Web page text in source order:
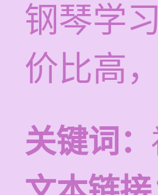
钢琴学
价比高
关键词：